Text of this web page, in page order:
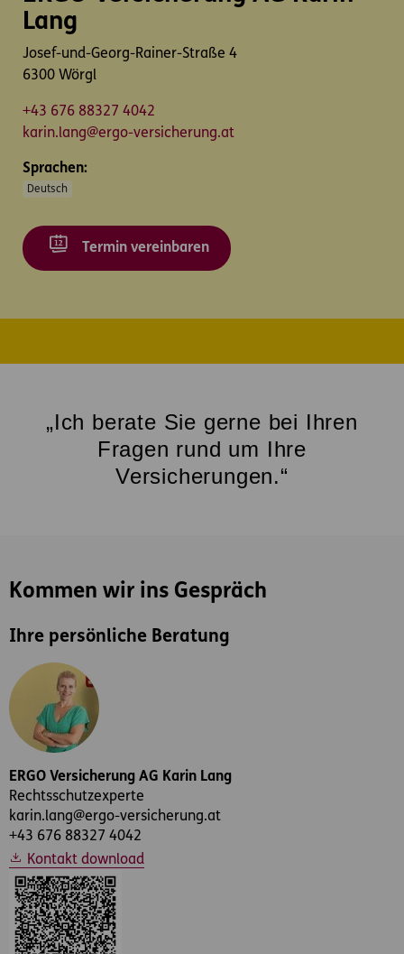
Lang
Josef-und-Georg-Rainer-Straße 4
6300 Wörgl
+43 676 88327 4042
karin.lang@ergo-versicherung.at
Sprachen:
Deutsch
Termin vereinbaren
„Ich berate Sie gerne bei Ihren
Fragen rund um Ihre
Versicherungen.“
Kommen wir ins Gespräch
Ihre persönliche Beratung
ERGO Versicherung AG Karin Lang
Rechtsschutzexperte
karin.lang@ergo-versicherung.at
+43 676 88327 4042
Kontakt download